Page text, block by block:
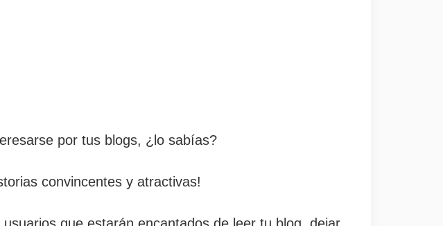
por tus blogs, ¿lo sabías?
convincentes y atractivas!